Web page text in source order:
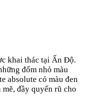
khai thác tại Ấn Độ.
đốm nhỏ màu
absolute có màu đen
đầy quyến rũ cho